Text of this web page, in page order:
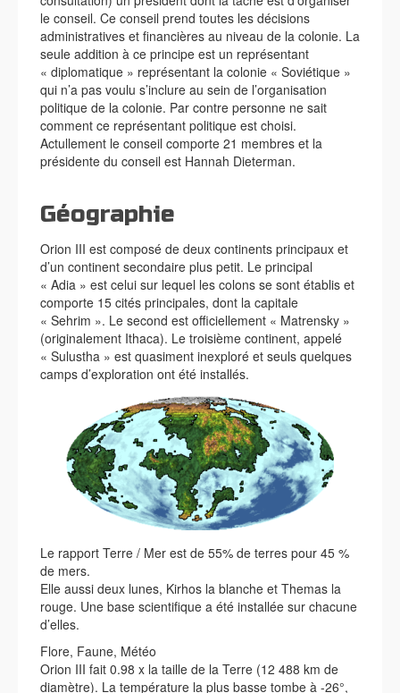
le conseil. Ce conseil prend toutes les décisions
administratives et financières au niveau de la colonie. La
seule addition à ce principe est un représentant
« diplomatique » représentant la colonie « Soviétique »
qui n’a pas voulu s’inclure au sein de l’organisation
politique de la colonie. Par contre personne ne sait
comment ce représentant politique est choisi.
Actullement le conseil comporte 21 membres et la
présidente du conseil est Hannah Dieterman.
Géographie
Orion III est composé de deux continents principaux et
d’un continent secondaire plus petit. Le principal
« Adia » est celui sur lequel les colons se sont établis et
comporte 15 cités principales, dont la capitale
« Sehrim ». Le second est officiellement « Matrensky »
(originalement Ithaca). Le troisième continent, appelé
« Sulustha » est quasiment inexploré et seuls quelques
camps d’exploration ont été installés.
Le rapport Terre / Mer est de 55% de terres pour 45 %
de mers.
Elle aussi deux lunes, Kirhos la blanche et Themas la
rouge. Une base scientifique a été installée sur chacune
d’elles.
Flore, Faune, Météo
Orion III fait 0.98 x la taille de la Terre (12 488 km de
diamètre). La température la plus basse tombe à -26°,